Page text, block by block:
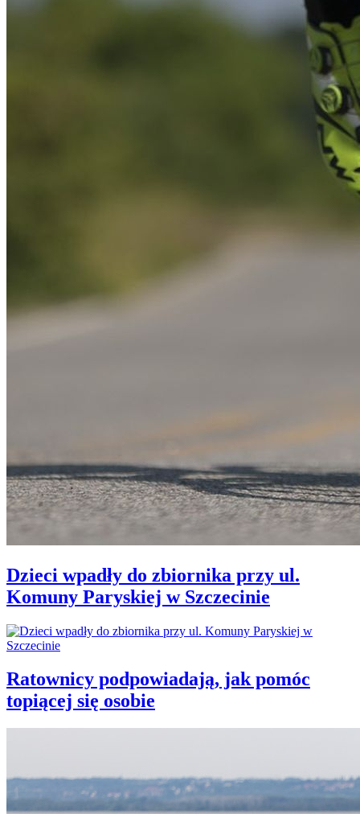
Dzieci wpadły do zbiornika przy ul.
Komuny Paryskiej w Szczecinie
Ratownicy podpowiadają, jak pomóc
topiącej się osobie